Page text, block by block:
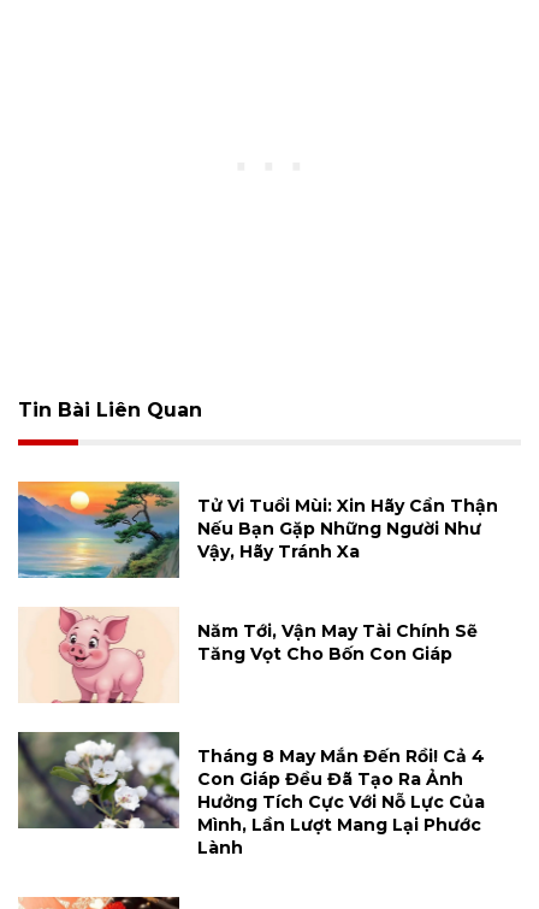
Tin Bài Liên Quan
Tử Vi Tuổi Mùi: Xin Hãy Cẩn Thận
Nếu Bạn Gặp Những Người Như
Vậy, Hãy Tránh Xa
Năm Tới, Vận May Tài Chính Sẽ
Tăng Vọt Cho Bốn Con Giáp
Tháng 8 May Mắn Đến Rồi! Cả 4
Con Giáp Đều Đã Tạo Ra Ảnh
Hưởng Tích Cực Với Nỗ Lực Của
Mình, Lần Lượt Mang Lại Phước
Lành